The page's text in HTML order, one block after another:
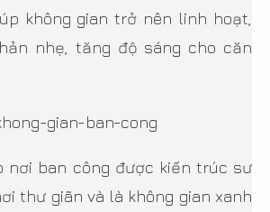
không gian trở nên linh hoạt,
nhẹ, tăng độ sáng cho căn
nơi ban công được kiến trúc sư
thư giãn và là không gian xanh